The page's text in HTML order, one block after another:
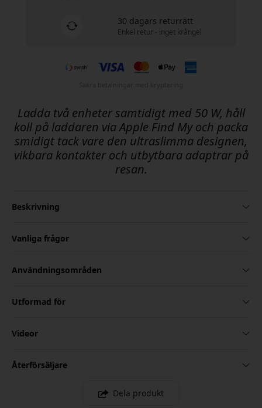
30 dagars returrätt
Enkel retur - inget krångel
Ladda två enheter samtidigt med 50 W, håll
koll på laddaren via Apple Find My och packa
smidigt tack vare den ultraslimma designen,
vikbara kontakter och utbytbara adaptrar på
resan.
Beskrivning
Vanliga frågor
Användningsområden
Utformad för
Videor
Återförsäljare
Dela produkt